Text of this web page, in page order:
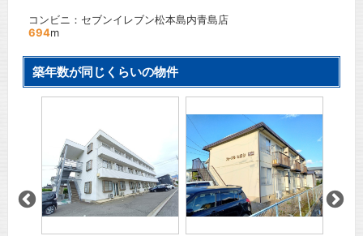
コンビニ：セブンイレブン松本島内青島店
694m
築年数が同じくらいの物件